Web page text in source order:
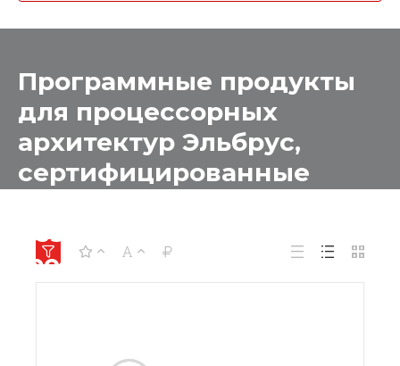
Программные продукты
для процессорных
архитектур Эльбрус,
сертифицированные
без Военной приемки
(рел. "Ленинград"),для